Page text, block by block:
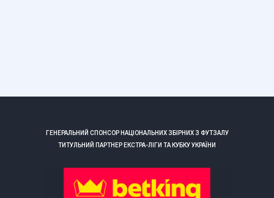
ГЕНЕРАЛЬНИЙ СПОНСОР НАЦІОНАЛЬНИХ ЗБІРНИХ З ФУТЗАЛУ
ТИТУЛЬНИЙ ПАРТНЕР ЕКСТРА-ЛІГИ ТА КУБКУ УКРАЇНИ